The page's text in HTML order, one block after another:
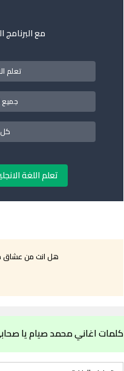
مع البرنامج
تعلم
جميع
كل درس
تعلم اللغة
هل انت من عشاق
كلمات اغاني محمد صيام يا